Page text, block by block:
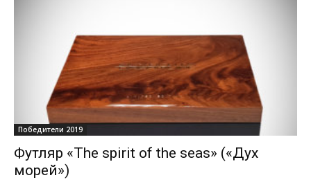
Победители 2019
Футляр «The spirit of the seas» («Дух
морей»)